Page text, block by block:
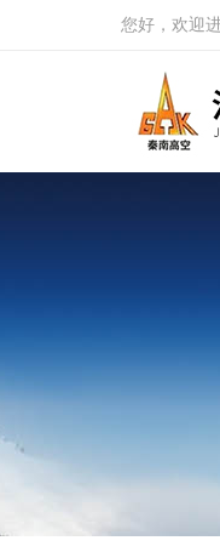
您好，欢迎